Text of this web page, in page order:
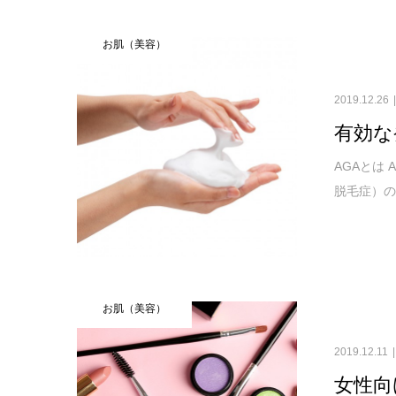
お肌（美容）
2019.12.26
有効
AGAとは
脱毛症）
お肌（美容）
2019.12.11
女性